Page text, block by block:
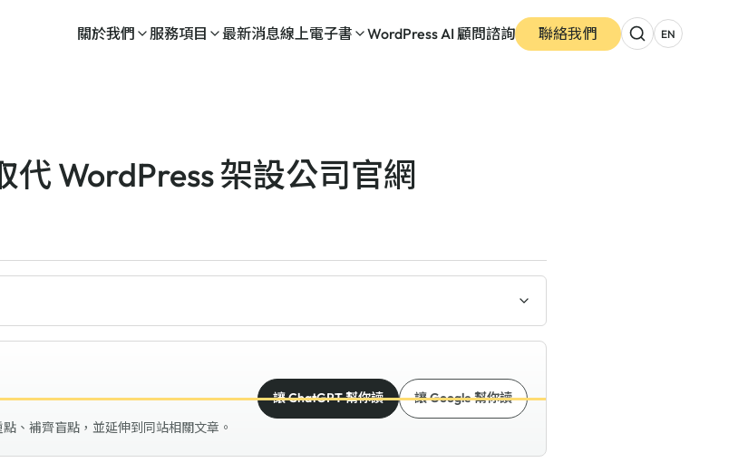
關於我們 服務項目 最新消息線上電子書 WordPress AI 顧問諮詢 聯絡我們 EN
代 WordPress 架設公司官網
、補齊盲點，並延伸到同站相關文章。
讓 ChatGPT 幫你讀 讓 Google 幫你讀